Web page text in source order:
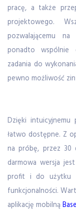
pracę, a także
projektowego.
pozwalającemu na
ponadto wspólnie
zadania do
pewno możliwość
Dzięki
łatwo dostępne. Z
na próbę, przez 30
darmowa wersja
profit i do użytku
funkcjonalności.
aplikację mobilną